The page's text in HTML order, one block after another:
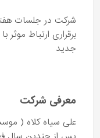
شرکت در جلسات
برقراری ارتباط
جدید
معرفی شرکت
علی سیاه کلاه (